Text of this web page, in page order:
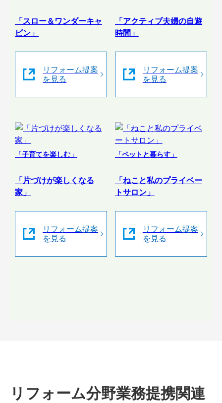
「スロー＆ワンダーキャ
ビン」
リフォーム提案
を見る
「アクティブ夫婦の自遊
時間」
リフォーム提案
を見る
「子育てを楽しむ」
「片づけが楽しくなる
家」
リフォーム提案
を見る
「ペットと暮らす」
「ねこと私のプライベー
トサロン」
リフォーム提案
を見る
リフォーム分野業務提携関連